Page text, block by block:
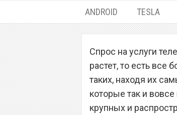
ANDROID TESLA
Сотовый
шикарный
равных
Спрос на услуги
растет, то есть
таких, находя их
которые так и
крупных и